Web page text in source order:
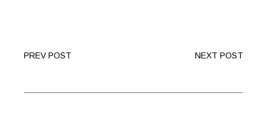
PREV POST NEXT POST